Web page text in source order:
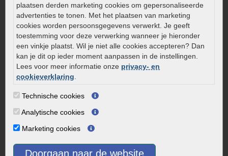
plaatsen derden marketing cookies om gepersonaliseerde
advertenties te tonen. Met het plaatsen van marketing
cookies worden persoonsgegevens verwerkt. Je geeft
toestemming voor deze verwerking wanneer je hieronder
een vinkje plaatst. Wil je niet alle cookies accepteren? Dan
kan je dit op ieder moment aanpassen in de instellingen.
Lees voor meer informatie onze privacy- en
cookieverklaring.
Technische cookies
Analytische cookies
Marketing cookies
Doorgaan naar de website
0320 – 219170
Kaapstanderweg 41
8243 RB Lelystad
info@onlinetuinwarenhuis.nl
Routebeschrijving
Openingstijden
Maandag
Dinsdag
Woensdag
Vrijdag
08:00 - 17:00